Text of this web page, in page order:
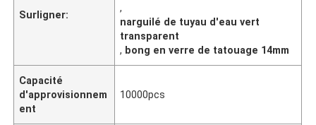
Surligner:
,
narguilé de tuyau d'eau vert
transparent
, bong en verre de tatouage 14mm
Capacité
d'approvisionnem
ent
10000pcs